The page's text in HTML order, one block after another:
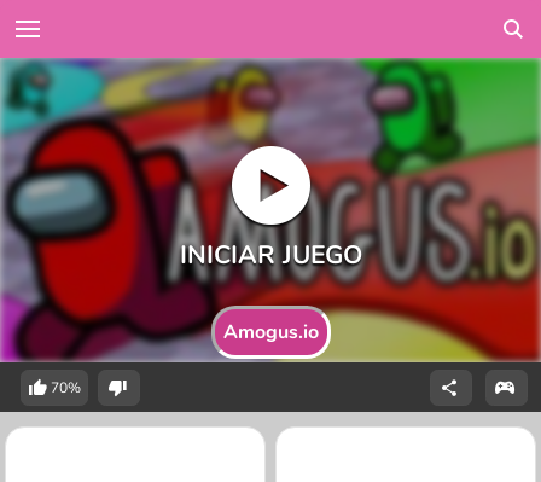
Amogus.io
70%